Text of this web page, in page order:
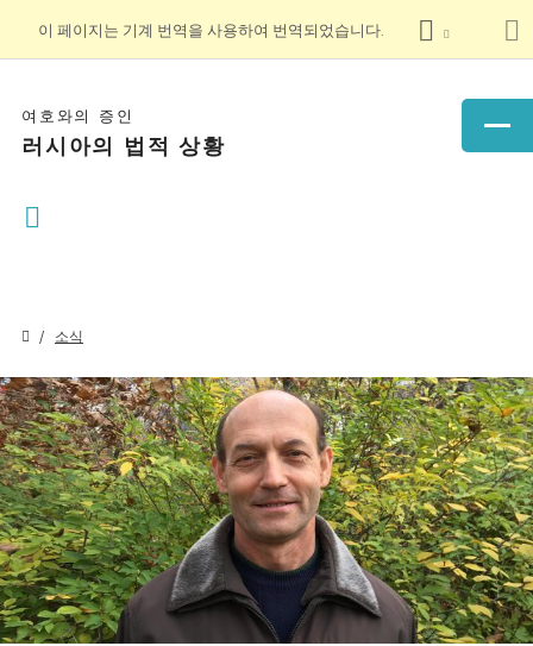
이 페이지는 기계 번역을 사용하여 번역되었습니다.
여호와의 증인
러시아의 법적 상황
소식